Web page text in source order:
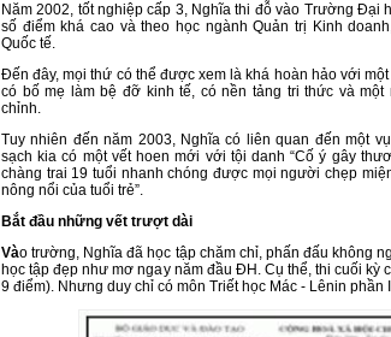
Năm 2002, tốt nghiệp cấp 3, Nghĩa thi đỗ vào Trường Đại
số điểm khá cao và theo học ngành Quản trị Kinh
Quốc tế.
Đến đây, mọi thứ có thể được xem là khá hoàn hảo với
có bố mẹ làm bệ đỡ kinh tế, có nền tảng tri thức và
chỉnh.
Tuy nhiên đến năm 2003, Nghĩa có liên quan đến một
sạch kia có một vết hoen mới với tội danh “Cố ý gây
chàng trai 19 tuổi nhanh chóng được mọi người chẹp
nông nổi của tuổi trẻ”.
Bắt đầu những vết trượt dài
Vào trường, Nghĩa đã học tập chăm chỉ, phấn đấu không
học tập đẹp như mơ ngay năm đầu ĐH. Cụ thể, thi cuối kỳ
9 điểm). Nhưng duy chỉ có môn Triết học Mác - Lênin phần